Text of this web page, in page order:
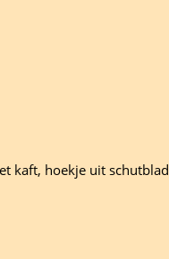
kaft, hoekje uit schutblad